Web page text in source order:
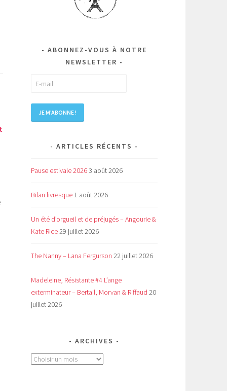
ABONNEZ-VOUS À NOTRE
NEWSLETTER
ARTICLES RÉCENTS
Pause estivale 20263 août 2026
Bilan livresque 1 août 2026
Un été d’orgueil et de préjugés – Angourie &
Kate Rice29 juillet 2026
The Nanny – Lana Fergurson 22 juillet 2026
Madeleine, Résistante #4 L’ange
exterminateur – Bertail, Morvan & Riffaud 20
juillet 2026
ARCHIVES
Archives